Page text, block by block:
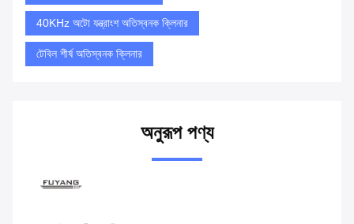
40KHz অটো যন্ত্রাংশ অতিস্বনক ক্লিনার
টেবিল শীর্ষ অতিস্বনক ক্লিনার
অনুরূপ পণ্য